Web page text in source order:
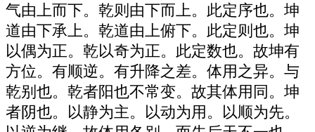
气由上而下。乾则由下而上。此定序也。坤
道由下承上。乾道由上俯下。此定则也。坤
以偶为正。乾以奇为正。此定数也。故坤有
方位。有顺逆。有升降之差。体用之异。与
乾别也。乾者阳也不常变。故其体用同。坤
者阴也。以静为主。以动为用。以顺为先。